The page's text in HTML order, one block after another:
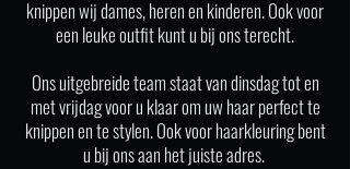
knippen wij dames, heren en kinderen. Ook voor
een leuke outfit kunt u bij ons terecht.
Ons uitgebreide team staat van dinsdag tot en
met vrijdag voor u klaar om uw haar perfect te
knippen en te stylen. Ook voor haarkleuring bent
u bij ons aan het juiste adres.